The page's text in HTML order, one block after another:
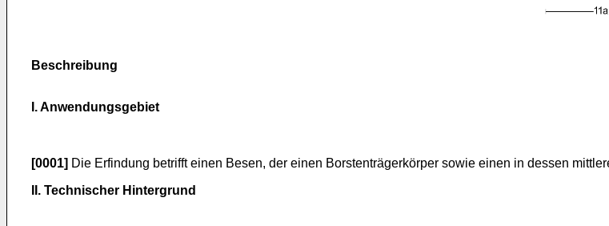
Beschreibung
I. Anwendungsgebiet
[0001] Die Erfindung betrifft einen Besen, der einen Borstenträgerkörper sowie einen in dessen
II. Technischer Hintergrund